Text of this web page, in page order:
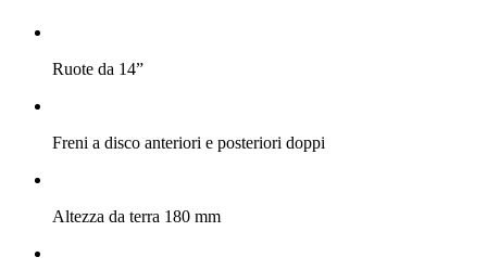
Ruote da 14”
Freni a disco anteriori e posteriori doppi
Altezza da terra 180 mm